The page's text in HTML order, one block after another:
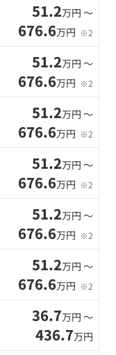
51.2万円 〜
676.6万円 ※2
51.2万円 〜
676.6万円 ※2
51.2万円 〜
676.6万円 ※2
51.2万円 〜
676.6万円 ※2
51.2万円 〜
676.6万円 ※2
51.2万円 〜
676.6万円 ※2
36.7万円 〜
436.7万円